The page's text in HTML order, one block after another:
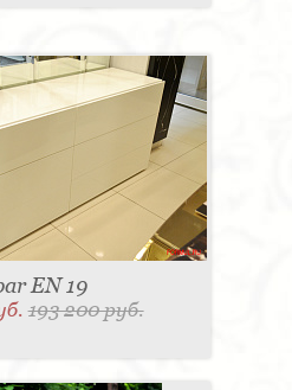
EN 19
193 200 руб.